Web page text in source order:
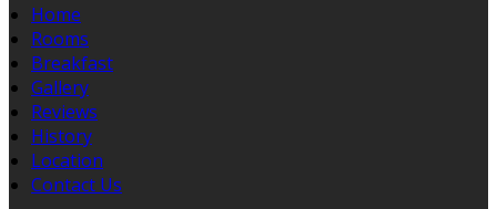
Home
Rooms
Breakfast
Gallery
Reviews
History
Location
Contact Us